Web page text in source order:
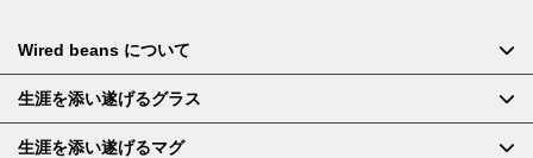
Wired beans について
生涯を添い遂げるグラス
生涯を添い遂げるマグ